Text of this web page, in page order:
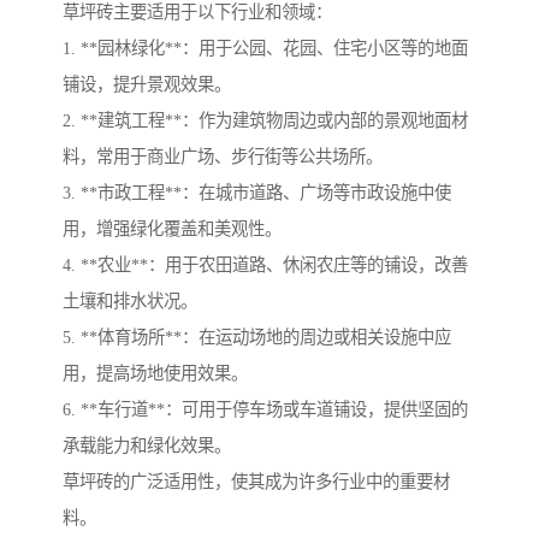
草坪砖主要适用于以下行业和领域：
1. **园林绿化**：用于公园、花园、住宅小区等的地面
铺设，提升景观效果。
2. **建筑工程**：作为建筑物周边或内部的景观地面材
料，常用于商业广场、步行街等公共场所。
3. **市政工程**：在城市道路、广场等市政设施中使
用，增强绿化覆盖和美观性。
4. **农业**：用于农田道路、休闲农庄等的铺设，改善
土壤和排水状况。
5. **体育场所**：在运动场地的周边或相关设施中应
用，提高场地使用效果。
6. **车行道**：可用于停车场或车道铺设，提供坚固的
承载能力和绿化效果。
草坪砖的广泛适用性，使其成为许多行业中的重要材
料。